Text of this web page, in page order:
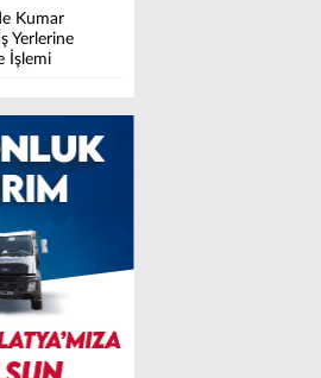
Kumar
Yerlerine
İşlemi